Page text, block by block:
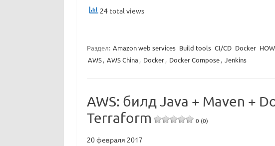
24 total views
Раздел: Amazon web services Build tools CI/CD Docker
AWS, AWS China , Docker, Docker Compose, Jenkins
AWS: билд Java + Maven +
Terraform
0 (0)
20 февраля 2017